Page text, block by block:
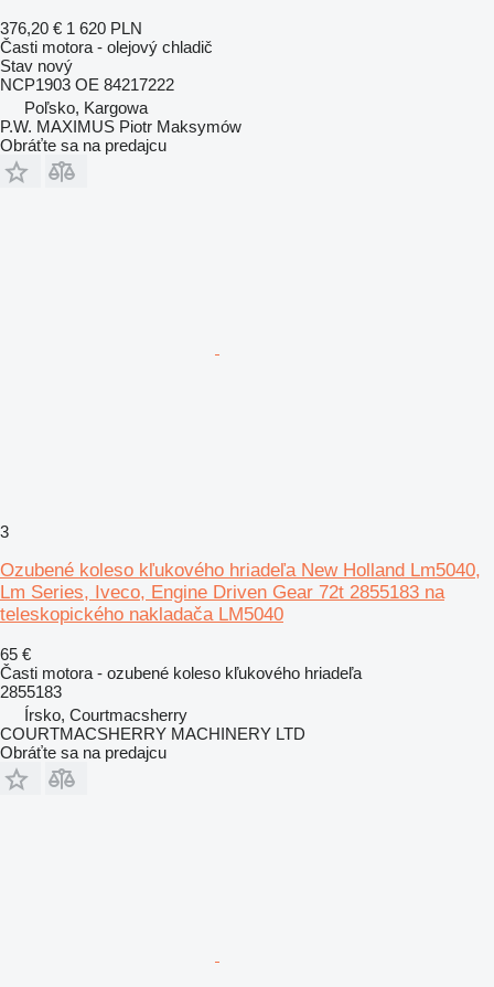
376,20 € 1 620 PLN
Časti motora - olejový chladič
Stav nový
NCP1903 OE 84217222
Poľsko, Kargowa
P.W. MAXIMUS Piotr Maksymów
Obráťte sa na predajcu
3
Ozubené koleso kľukového hriadeľa New Holland Lm5040,
Lm Series, Iveco, Engine Driven Gear 72t 2855183 na
teleskopického nakladača LM5040
65 €
Časti motora - ozubené koleso kľukového hriadeľa
2855183
Írsko, Courtmacsherry
COURTMACSHERRY MACHINERY LTD
Obráťte sa na predajcu